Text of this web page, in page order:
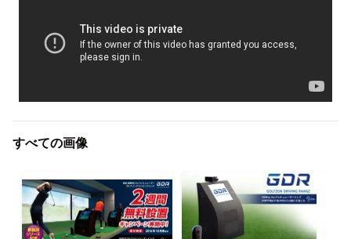
すべての画像